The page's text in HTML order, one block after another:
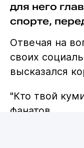
для него
спорте,
Отвечая на
своих
высказался
"Кто твой
фанатов.